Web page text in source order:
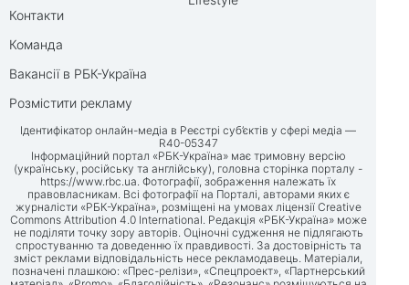
Контакти
Команда
Вакансії в РБК-Україна
Розмістити рекламу
Ідентифікатор онлайн-медіа в Реєстрі суб’єктів у сфері медіа —
R40-05347
Інформаційний портал «РБК-Україна» має тримовну версію
(українську, російську та англійську), головна сторінка порталу -
https://www.rbc.ua. Фотографії, зображення належать їх
правовласникам. Всі фотографії на Порталі, авторами яких є
журналісти «РБК-Україна», розміщені на умовах ліцензії Creative
Commons Attribution 4.0 International. Редакція «РБК-Україна» може
не поділяти точку зору авторів. Оціночні судження не підлягають
спростуванню та доведенню їх правдивості. За достовірність та
зміст реклами відповідальність несе рекламодавець. Матеріали,
позначені плашкою: «Прес-релізи», «Спецпроект», «Партнерський